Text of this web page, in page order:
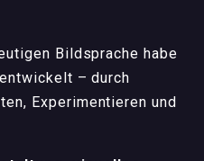
Bildsprache habe
– durch
Experimentieren und